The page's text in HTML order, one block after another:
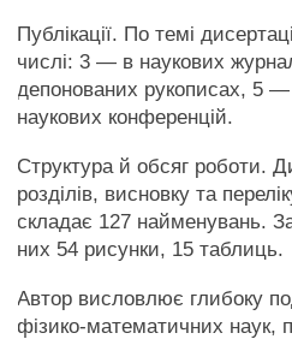
Публікації. По темі
числі: 3 — в наукових
депонованих рукописах, 5 —
наукових конференцій.
Структура й обсяг роботи.
розділів, висновку та
складає 127 найменувань.
них 54 рисунки, 15 таблиць.
Автор висловлює глибоку
фізико-математичних наук,